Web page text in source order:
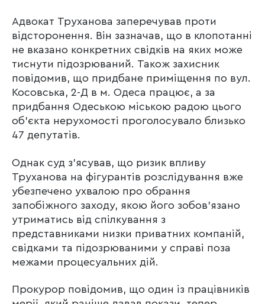
Адвокат Труханова заперечував проти
відсторонення. Він зазначав, що в клопотанні
не вказано конкретних свідків на яких може
тиснути підозрюваний. Також захисник
повідомив, що придбане приміщення по вул.
Косовська, 2-Д в м. Одеса працює, а за
придбання Одеською міською радою цього
об’єкта нерухомості проголосувало близько
47 депутатів.
Однак суд з’ясував, що ризик впливу
Труханова на фігурантів розслідування вже
убезпечено ухвалою про обрання
запобіжного заходу, якою його зобов’язано
утриматись від спілкування з
представниками низки приватних компаній,
свідками та підозрюваними у справі поза
межами процесуальних дій.
Прокурор повідомив, що один із працівників